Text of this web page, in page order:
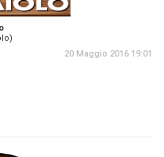
20 Maggio 2016 19:01